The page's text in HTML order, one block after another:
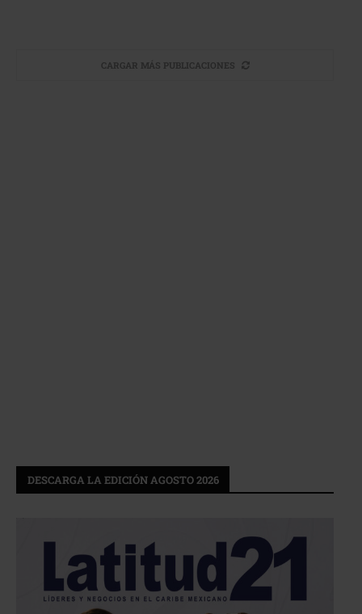
CARGAR MÁS PUBLICACIONES
DESCARGA LA EDICIÓN AGOSTO 2026